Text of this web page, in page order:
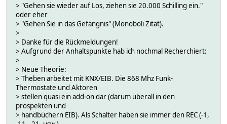
> "Gehen sie wieder auf Los, ziehen sie 20.000 Schilling ein."
oder eher
> "Gehen Sie in das Gefängnis" (Monoboli Zitat).
>
> Danke für die Rückmeldungen!
> Aufgrund der Anhaltspunkte hab ich nochmal Recherchiert:
>
> Neue Theorie:
> Theben arbeitet mit KNX/EIB. Die 868 Mhz Funk-
Thermostate und Aktoren
> stellen quasi ein add-on dar (darum überall in den
prospekten und
> handbüchern EIB). Als Schalter haben sie immer den REC (-1,